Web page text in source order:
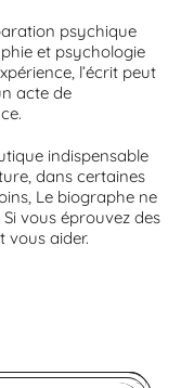
psychique
et psychologie
l’écrit peut
acte de
indispensable
dans certaines
Le biographe ne
vous éprouvez des
vous aider.